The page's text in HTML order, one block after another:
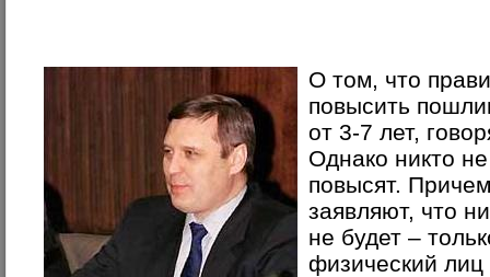
О том, что
повысить
от 3-7 лет,
Однако никто
повысят.
заявляют, что
не будет –
физический лиц